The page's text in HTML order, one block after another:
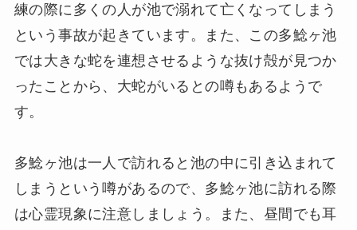
練の際に多くの人が池で溺れて亡くなってしまう
という事故が起きています。また、この多鯰ヶ池
では大きな蛇を連想させるような抜け殻が見つか
ったことから、大蛇がいるとの噂もあるようで
す。
多鯰ヶ池は一人で訪れると池の中に引き込まれて
しまうという噂があるので、多鯰ヶ池に訪れる際
は心霊現象に注意しましょう。また、昼間でも耳